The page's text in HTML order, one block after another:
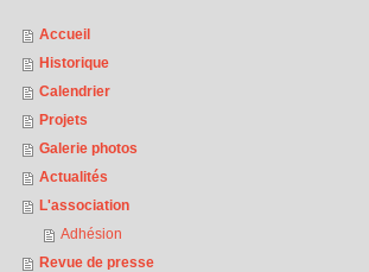
Accueil
Historique
Calendrier
Projets
Galerie photos
Actualités
L'association
Adhésion
Revue de presse